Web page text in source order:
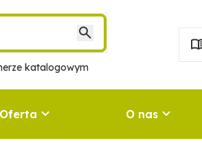
katalogowym
Oferta O nas